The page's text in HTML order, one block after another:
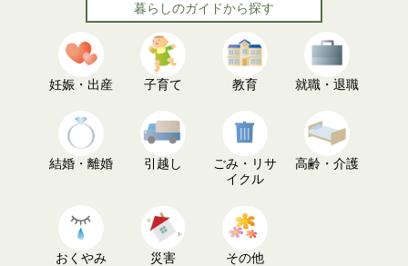
暮らしのガイドから探す
妊娠・出産 子育て 教育 就職・退職
結婚・離婚 引越し
ごみ・リサ
イクル
高齢・介護
おくやみ 災害 その他